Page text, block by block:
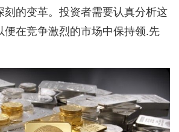
刻的变革。投资者需要认真分析这
便在竞争激烈的市场中保持领.先